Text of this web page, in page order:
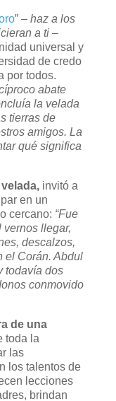
” – haz a los
a ti–
universal y
de credo
por todos.
abate
la velada
tierras de
amigos. La
qué significa
invitó a
en un
cercano: “Fue
vernos llegar,
descalzos,
el Corán. Abdul
todavía dos
conmovido
de una
toda la
las
los talentos de
lecciones
brindan